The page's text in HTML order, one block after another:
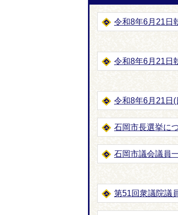
令和8年6月21日
令和8年6月21日
令和8年6月21日
石岡市長選挙に
石岡市議会議員
第51回衆議院議